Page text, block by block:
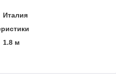
Италия
1.8 м